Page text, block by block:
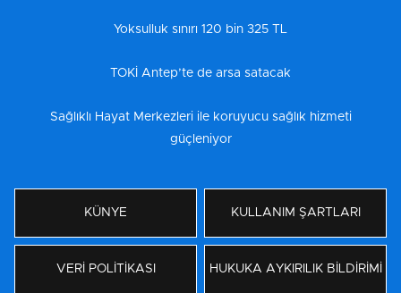
Yoksulluk sınırı 120 bin 325 TL
TOKİ Antep’te de arsa satacak
Sağlıklı Hayat Merkezleri ile koruyucu sağlık hizmeti
güçleniyor
KÜNYE KULLANIM ŞARTLARI
VERİ POLİTİKASI HUKUKA AYKIRILIK BİLDİRİMİ